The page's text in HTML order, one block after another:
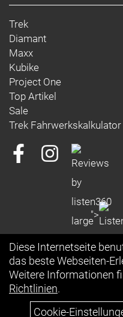
Trek
Diamant
Maxx
Kubike
Project One
Top Artikel
Sale
Trek Fahrwerkskalkulator
">
Diese Internetseite
das beste Webseiten-
Weitere Informationen
Richtlinien.
Cookie-